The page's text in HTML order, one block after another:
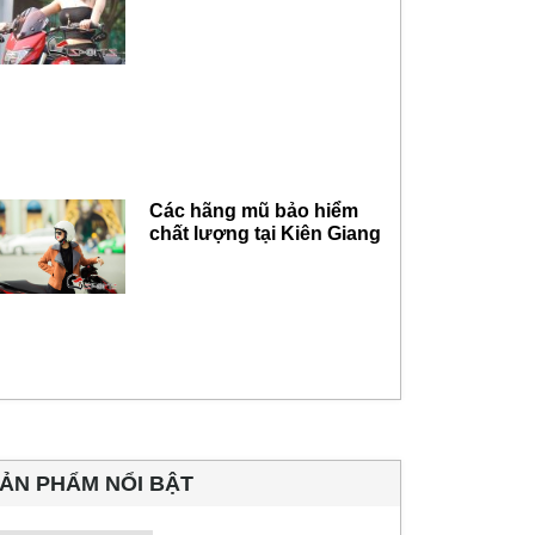
Các hãng mũ bảo hiểm
chất lượng tại Kiên Giang
PHẨM NỔI BẬT